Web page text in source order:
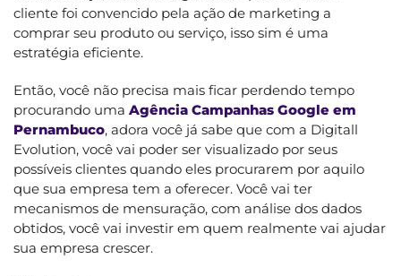
cliente foi convencido pela ação de marketing a
comprar seu produto ou serviço, isso sim é uma
estratégia eficiente.
Então, você não precisa mais ficar perdendo tempo
procurando uma Agência Campanhas Google em
Pernambuco, adora você já sabe que com a Digitall
Evolution, você vai poder ser visualizado por seus
possíveis clientes quando eles procurarem por aquilo
que sua empresa tem a oferecer. Você vai ter
mecanismos de mensuração, com análise dos dados
obtidos, você vai investir em quem realmente vai ajudar
sua empresa crescer.